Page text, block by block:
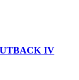
IV